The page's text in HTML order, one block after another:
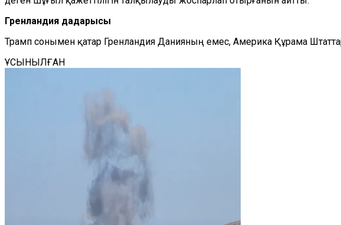
Гренландия дағдарысы
Трамп сонымен қатар Гренландия Данияның емес, Америка Құрама
ҰСЫНЫЛҒАН